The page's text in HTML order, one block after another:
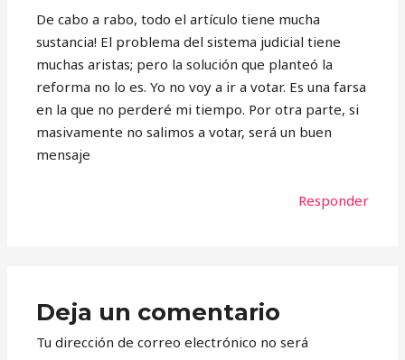
De cabo a rabo, todo el artículo tiene mucha
sustancia! El problema del sistema judicial tiene
muchas aristas; pero la solución que planteó la
reforma no lo es. Yo no voy a ir a votar. Es una farsa
en la que no perderé mi tiempo. Por otra parte, si
masivamente no salimos a votar, será un buen
mensaje
Responder
Deja un comentario
Tu dirección de correo electrónico no será